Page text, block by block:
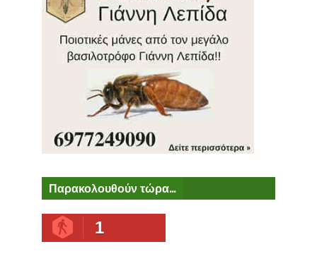
Παρακολουθούν τώρα...
1